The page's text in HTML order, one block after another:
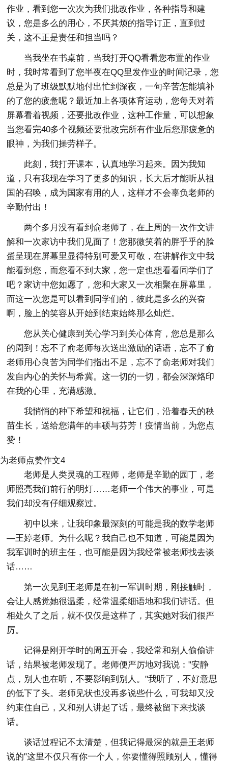
作业，看到您一次次为我们批改作业，各种指导和建
议，您是多么的用心，不厌其烦的指导订正，直到过
关，这不正是责任和担当吗？
当我坐在书桌前，当我打开QQ看看您布置的作业
时，我时常看到了您半夜在QQ里发作业的时间记录，您
总是为了班级默默地付出忙到深夜，一句辛苦怎能填补
的了您的疲惫呢？最近加上各项体育运动，您每天对着
屏幕看着视频，还要批改作业，这种工作量，可以想象
当您看完40多个视频还要批改完所有作业后您那疲惫的
眼神，为我们操劳样子。
此刻，我打开课本，认真地学习起来。因为我知
道，只有我现在学习了更多的知识，长大后才能听从祖
国的召唤，成为国家有用的人，这样才不会辜负老师的
辛勤付出！
两个多月没有看到俞老师了，在上周的一次作文讲
解和一次家访中我们见面了！您那微笑着的胖乎乎的脸
蛋呈现在屏幕里显得特别可爱又可敬，在讲解作文中我
能看到您，而您看不到大家，您一定也想看看同学们了
吧？家访中您如愿了，您和大家又一次相聚在屏幕里，
而这一次您是可以看到同学们的，彼此是多么的兴奋
啊，脸上的笑容从开始到结束始终那么灿烂。
您从关心健康到关心学习到关心体育，您总是那么
的周到！忘不了俞老师每次送出激励的话语，忘不了俞
老师用心良苦为同学们指出不足，忘不了俞老师对我们
发自内心的关怀与希冀。这一切的一切，都会深深烙印
在我的心里，充满感激。
我悄悄的种下希望和祝福，让它们，沿着春天的秧
苗生长，送给您满年的丰硕与芬芳！疫情当前，为您点
赞！
为老师点赞作文4
老师是人类灵魂的工程师，老师是辛勤的园丁，老
师照亮我们前行的明灯……老师一个伟大的事业，可是
我们却没有仔细观察过。
初中以来，让我印象最深刻的可能是我的数学老师
—王婷老师。为什么呢？我自己也不知道，可能是因为
我军训时的班主任，也可能是因为我经常被老师找去谈
话……
第一次见到王老师是在初一军训时期，刚接触时，
会让人感觉她很温柔，经常温柔细语地和我们讲话。但
相处久了之后，就不仅仅是这样了，其实她对我们很严
厉。
记得是刚开学时的周五开会，我经常和别人偷偷讲
话，结果被老师发现了。老师便严厉地对我说："安静
点，别人也在听，不要影响到别人。"我听了，不好意思
的低下了头。老师见状也没再多说些什么，可我却又没
约束住自己，又和别人讲起了话，最终被留下来找谈
话。
谈话过程记不太清楚，但我记得最深的就是王老师
说的"这里不仅只有你一个人，你要懂得照顾别人，懂得